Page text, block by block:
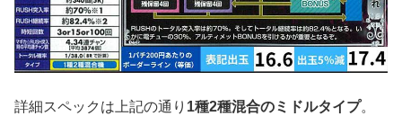
詳細スペックは上記の通り 1種2種混合のミドルタイプ。